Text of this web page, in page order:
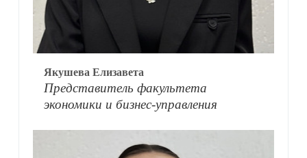
Якушева Елизавета
Представитель факультета
экономики и бизнес-управления